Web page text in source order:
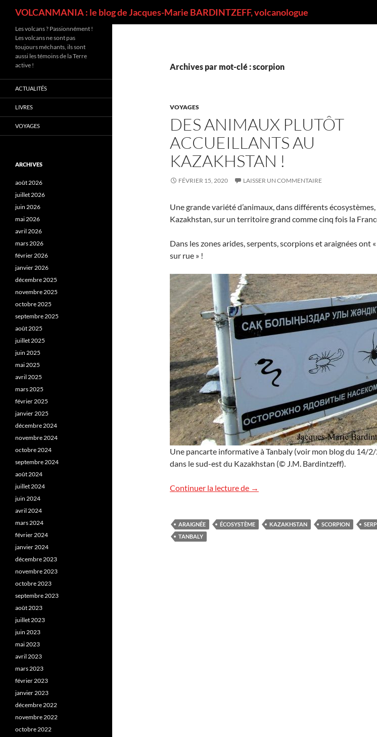
VOLCANMANIA : le blog de Jacques-Marie BARDINTZEFF, volcanologue
Archives par mot-clé : scorpion
VOYAGES
DES ANIMAUX PLUTÔT
ACCUEILLANTS AU
KAZAKHSTAN !
FÉVRIER 15, 2020 LAISSER UN COMMENTAIRE
Une grande variété d’animaux, dans différents écosystèmes,
Kazakhstan, sur un territoire grand comme cinq fois la
Dans les zones arides, serpents, scorpions et araignées ont
sur rue » !
Une pancarte informative à Tanbaly (voir mon blog du 14/
dans le sud-est du Kazakhstan (© J.M. Bardintzeff).
Continuer la lecture de Des animaux plutôt accueillants au
→
ARAIGNÉE ÉCOSYSTÈME KAZAKHSTAN SCORPION
TANBALY
Les volcans ? Passionnément !
Les volcans ne sont pas
toujours méchants, ils sont
aussi les témoins de la Terre
active !
ACTUALITÉS
LIVRES
VOYAGES
ARCHIVES
août 2026
juillet 2026
juin 2026
mai 2026
avril 2026
mars 2026
février 2026
janvier 2026
décembre 2025
novembre 2025
octobre 2025
septembre 2025
août 2025
juillet 2025
juin 2025
mai 2025
avril 2025
mars 2025
février 2025
janvier 2025
décembre 2024
novembre 2024
octobre 2024
septembre 2024
août 2024
juillet 2024
juin 2024
avril 2024
mars 2024
février 2024
janvier 2024
décembre 2023
novembre 2023
octobre 2023
septembre 2023
août 2023
juillet 2023
juin 2023
mai 2023
avril 2023
mars 2023
février 2023
janvier 2023
décembre 2022
novembre 2022
octobre 2022